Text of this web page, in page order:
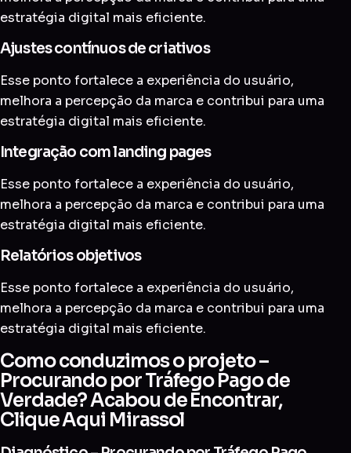
estratégia digital mais eficiente.
Ajustes contínuos de criativos
Esse ponto fortalece a experiência do usuário,
melhora a percepção da marca e contribui para uma
estratégia digital mais eficiente.
Integração com landing pages
Esse ponto fortalece a experiência do usuário,
melhora a percepção da marca e contribui para uma
estratégia digital mais eficiente.
Relatórios objetivos
Esse ponto fortalece a experiência do usuário,
melhora a percepção da marca e contribui para uma
estratégia digital mais eficiente.
Como conduzimos o projeto –
Procurando por Tráfego Pago de
Verdade? Acabou de Encontrar,
Clique Aqui Mirassol